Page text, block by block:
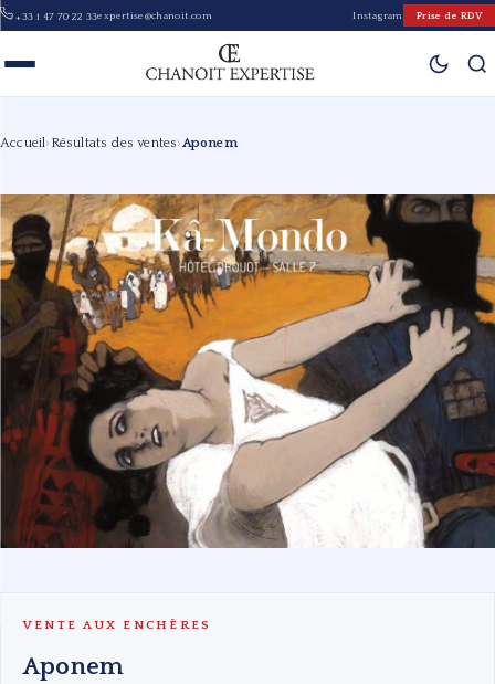
+33 1 47 70 22 33expertise@chanoit.com Instagram Prise de RDV
Accueil› Résultats des ventes›Aponem
VENTE AUX ENCHÈRES
Aponem